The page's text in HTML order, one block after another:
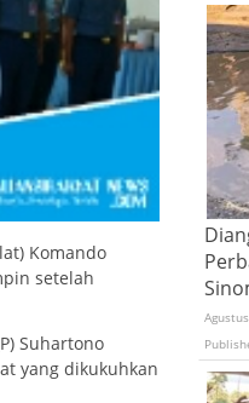
Komando
setelah
Suhartono
yang dikukuhkan